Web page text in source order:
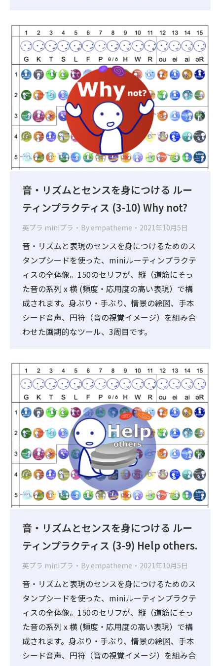
音・リズムとセンスを身につける ルー
ティンプラクティス (3-10) Why not?
英プラ miniプラ By empatheme 2021年10月5日
音・リズムと表現のセンスを身につけるためのス
タンプシードを使った、miniルーティンプラクテ
ィスの全体像。150のセリフが、縦（道筋にそっ
た音の系列 x 横 (頻度・応用度の高い表現）で構
成されます。身ぶり・手ぶり、情景の絵図、手本
シード音声、円符（音の視覚イメージ）を組み合
わせた画期的なツール、3周目です。
音・リズムとセンスを身につける ルー
ティンプラクティス (3-9) Help others.
英プラ miniプラ By empatheme 2021年10月5日
音・リズムと表現のセンスを身につけるためのス
タンプシードを使った、miniルーティンプラクテ
ィスの全体像。150のセリフが、縦（道筋にそっ
た音の系列 x 横 (頻度・応用度の高い表現）で構
成されます。身ぶり・手ぶり、情景の絵図、手本
シード音声、円符（音の視覚イメージ）を組み合